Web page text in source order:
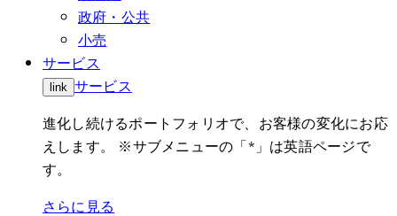
政府・公共
小売
サービス
link サービス
進化し続けるポートフォリオで、お客様の変化にお応
えします。 ※サブメニューの「*」は英語ページで
す。
さらに見る